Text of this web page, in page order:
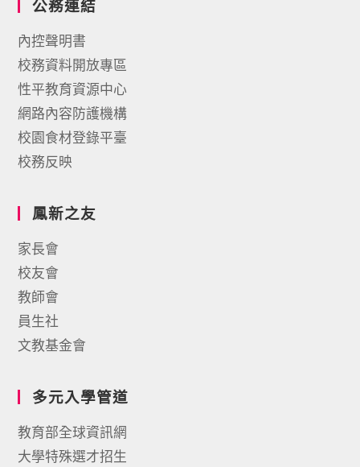
公務連結
內控聲明書
校務資料開放專區
性平教育資源中心
網路內容防護機構
校園食材登錄平臺
校務反映
鳳新之友
家長會
校友會
教師會
員生社
文教基金會
多元入學管道
教育部全球資訊網
大學特殊選才招生